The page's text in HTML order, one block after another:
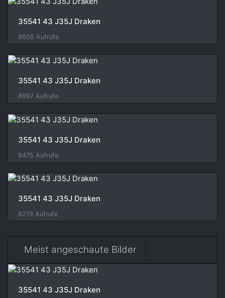
35541 43 J35J Draken
8605 Aufrufe
35541 43 J35J Draken
8997 Aufrufe
35541 43 J35J Draken
8475 Aufrufe
35541 43 J35J Draken
8274 Aufrufe
Meist angeschaute Bilder
35541 43 J35J Draken